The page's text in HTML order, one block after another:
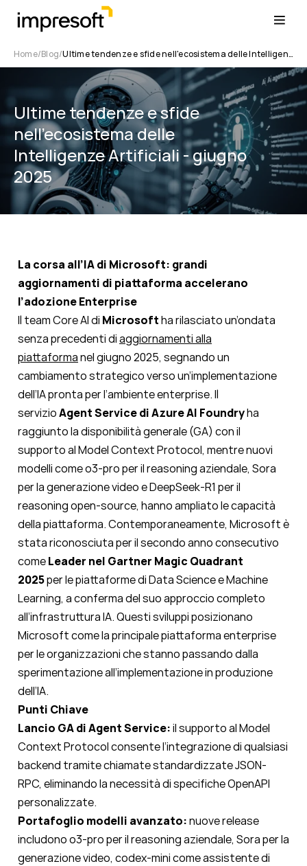
Home Blog Ultime tendenze e sfide nell'ecosistema delle Intelligenze Artificiali - giugno 2025
Ultime tendenze e sfide
nell'ecosistema delle
Intelligenze Artificiali - giugno
2025
La corsa all’IA di Microsoft: grandi
aggiornamenti di piattaforma accelerano
l’adozione Enterprise
Il team Core AI di Microsoftha rilasciato un’ondata
senza precedenti diaggiornamenti alla
piattaformanel giugno 2025, segnando un
cambiamento strategico verso un’implementazione
dell’IA pronta per l’ambiente enterprise. Il
servizioAgent Service di Azure AI Foundryha
raggiunto la disponibilità generale (GA) con il
supporto al Model Context Protocol, mentre nuovi
modelli come o3-pro per il reasoning aziendale, Sora
per la generazione video e DeepSeek-R1 per il
reasoning open-source, hanno ampliato le capacità
della piattaforma. Contemporaneamente, Microsoft è
stata riconosciuta per il secondo anno consecutivo
comeLeader nel Gartner Magic Quadrant
2025per le piattaforme di Data Science e Machine
Learning, a conferma del suo approccio completo
all’infrastruttura IA. Questi sviluppi posizionano
Microsoft come la principale piattaforma enterprise
per le organizzazioni che stanno passando dalla
sperimentazione all’implementazione in produzione
dell’IA.
Punti Chiave
Lancio GA di Agent Service:il supporto al Model
Context Protocol consente l’integrazione di qualsiasi
backend tramite chiamate standardizzate JSON-
RPC, eliminando la necessità di specifiche OpenAPI
personalizzate.
Portafoglio modelli avanzato:nuove release
includono o3-pro per il reasoning aziendale, Sora per la
generazione video, codex-mini come assistente di